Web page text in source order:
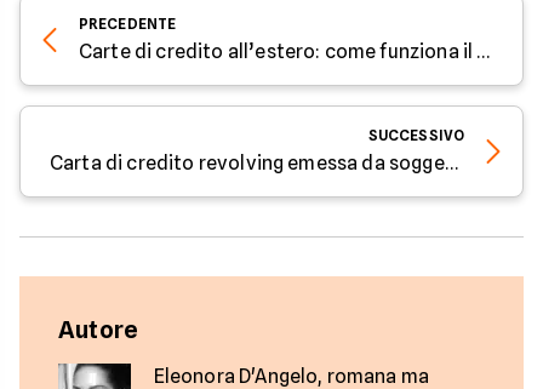
PRECEDENTE
Carte di credito all’estero: come funziona il tasso di cambio e come evitare costi extra
SUCCESSIVO
Carta di credito revolving emessa da soggetto non autorizzato: validità o nullità del contratto
Autore
Eleonora D'Angelo, romana ma